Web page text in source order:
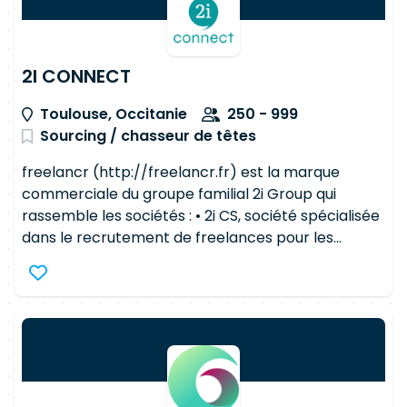
d'entre eux : •TÉLÉCOMMUNICATIONS •BANQUE,
FINANCE, ASSURANCE •DISTRIBUTION (E-
•TRANSPORT •MÉDIAS •SERVICE PUBLIC
2I CONNECT
Toulouse, Occitanie
250 - 999
Sourcing / chasseur de têtes
freelancr (http://freelancr.fr) est la marque
commerciale du groupe familial 2i Group qui
rassemble les sociétés : • 2i CS, société spécialisée
dans le recrutement de freelances pour les
grands comptes • 2i Portage et Talorig, sociétés
de Portage Salarial Depuis plus de 10 ans, freelancr
au fil du temps, devenir un intermédiaire de
confiance entre les grands comptes et les
freelances. Freelancr se démarque sur son
marché par sa capacité à apporter une offre